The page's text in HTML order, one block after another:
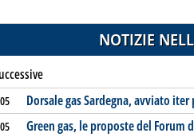
NOTIZIE
Dorsale gas Sardegna, avviato
Green gas, le proposte del Forum